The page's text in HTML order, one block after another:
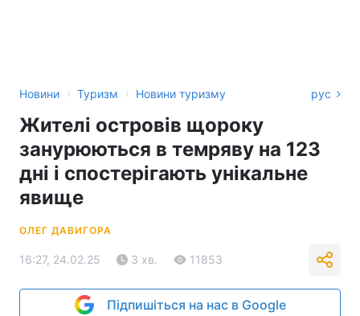
Новини › Туризм › Новини туризму рус
Жителі островів щороку
занурюються в темряву на 123
дні і спостерігають унікальне
явище
ОЛЕГ ДАВИГОРА
16:27, 24.02.25 3 хв. 11853
Підпишіться на нас в Google